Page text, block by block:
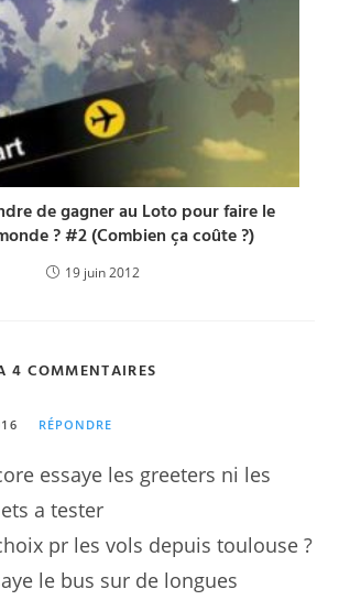
de gagner au Loto pour faire le
? #2 (Combien ça coûte ?)
19 juin 2012
4 COMMENTAIRES
RÉPONDRE
essaye les greeters ni les
a tester
pr les vols depuis toulouse ?
le bus sur de longues